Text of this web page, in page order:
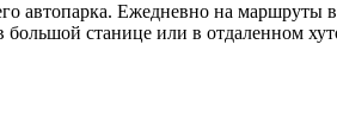
автопарка. Ежедневно на
станице или в отдаленном